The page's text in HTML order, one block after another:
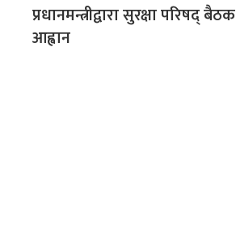
प्रधानमन्त्रीद्वारा सुरक्षा परिषद् बैठक
आह्वान